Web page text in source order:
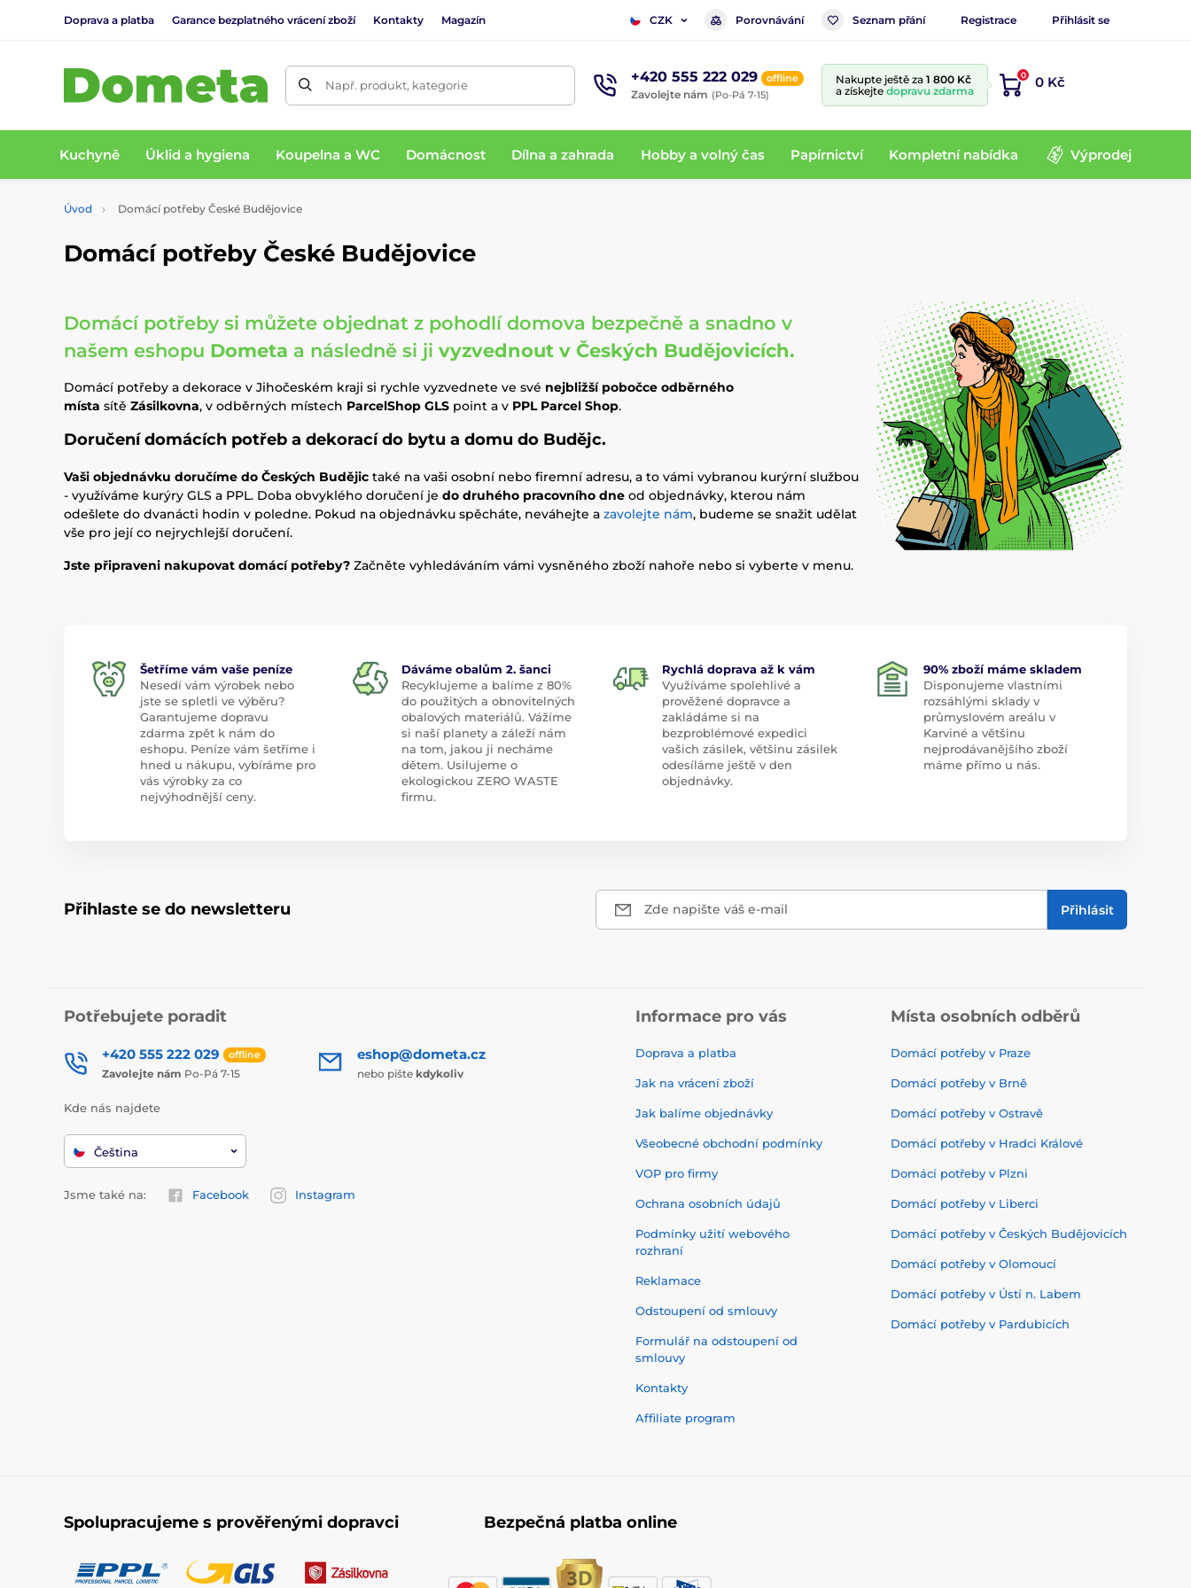
Doprava a platba Garance bezplatného vrácení zboží Kontakty Magazín CZK Porovnávání Seznam přání Registrace Přihlásit se
Např. produkt, kategorie +420 555 222 029 offline
Zavolejte nám (Po-Pá 7-15)
Nakupte ještě za 1 800 Kč
a získejte dopravu zdarma
0 0 Kč
Kuchyně Úklid a hygiena Koupelna a WC Domácnost Dílna a zahrada Hobby a volný čas Papírnictví Kompletní nabídka Výprodej
Úvod Domácí potřeby České Budějovice
Domácí potřeby České Budějovice
Domácí potřeby si můžete objednat z pohodlí domova bezpečně a snadno v
našem eshopu Dometa a následně si ji vyzvednout v Českých Budějovicích.
Domácí potřeby a dekorace v Jihočeském kraji si rychle vyzvednete ve své nejbližší pobočce odběrného
místa sítě Zásilkovna, v odběrných místech ParcelShop GLS point a v PPL Parcel Shop.
Doručení domácích potřeb a dekorací do bytu a domu do Budějc.
Vaši objednávku doručíme do Českých Budějic také na vaši osobní nebo firemní adresu, a to vámi vybranou kurýrní službou
- využíváme kurýry GLS a PPL. Doba obvyklého doručení je do druhého pracovního dne od objednávky, kterou nám
odešlete do dvanácti hodin v poledne. Pokud na objednávku spěcháte, neváhejte a zavolejte nám, budeme se snažit udělat
vše pro její co nejrychlejší doručení.
Jste připraveni nakupovat domácí potřeby? Začněte vyhledáváním vámi vysněného zboží nahoře nebo si vyberte v menu.
Šetříme vám vaše peníze
Nesedí vám výrobek nebo
jste se spletli ve výběru?
Garantujeme dopravu
zdarma zpět k nám do
eshopu. Peníze vám šetříme i
hned u nákupu, vybíráme pro
vás výrobky za co
nejvýhodnější ceny.
Dáváme obalům 2. šanci
Recyklujeme a balíme z 80%
do použitých a obnovitelných
obalových materiálů. Vážíme
si naší planety a záleží nám
na tom, jakou ji necháme
dětem. Usilujeme o
ekologickou ZERO WASTE
firmu.
Rychlá doprava až k vám
Využíváme spolehlivé a
prověžené dopravce a
zakládáme si na
bezproblémové expedici
vašich zásilek, většinu zásilek
odesíláme ještě v den
objednávky.
90% zboží máme skladem
Disponujeme vlastními
rozsáhlými sklady v
průmyslovém areálu v
Karviné a většinu
nejprodávanějšího zboží
máme přímo u nás.
Přihlaste se do newsletteru Zde napište váš e-mail Přihlásit
Potřebujete poradit
+420 555 222 029 offline
Zavolejte nám Po-Pá 7-15
eshop@dometa.cz
nebo pište kdykoliv
Kde nás najdete
Čeština
Jsme také na: Facebook Instagram
Informace pro vás
Doprava a platba
Jak na vrácení zboží
Jak balíme objednávky
Všeobecné obchodní podmínky
VOP pro firmy
Ochrana osobních údajů
Podmínky užití webového
rozhraní
Reklamace
Odstoupení od smlouvy
Formulář na odstoupení od
smlouvy
Kontakty
Affiliate program
Místa osobních odběrů
Domácí potřeby v Praze
Domácí potřeby v Brně
Domácí potřeby v Ostravě
Domácí potřeby v Hradci Králové
Domácí potřeby v Plzni
Domácí potřeby v Liberci
Domácí potřeby v Českých Budějovicích
Domácí potřeby v Olomoucí
Domácí potřeby v Ústí n. Labem
Domácí potřeby v Pardubicích
Spolupracujeme s prověřenými dopravci Bezpečná platba online